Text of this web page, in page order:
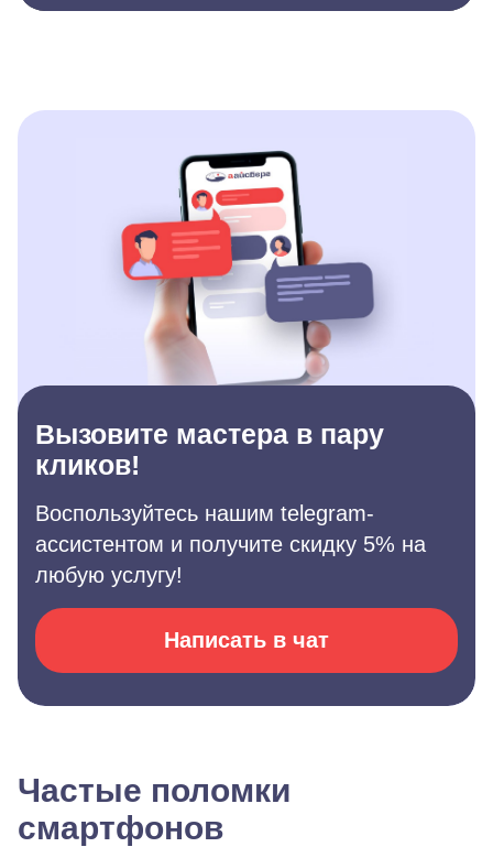
Вызовите мастера в пару
кликов!
Воспользуйтесь нашим telegram-
ассистентом и получите скидку 5% на
любую услугу!
Написать в чат
Частые поломки
смартфонов